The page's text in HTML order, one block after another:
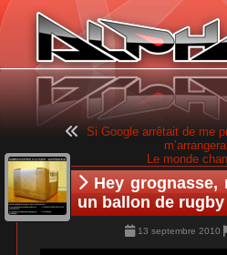
Si Google arrêtait de me
Le monde
Hey grognasse,
un ballon de rugby
13 septembre 2010
Panneau de gestion des cookies